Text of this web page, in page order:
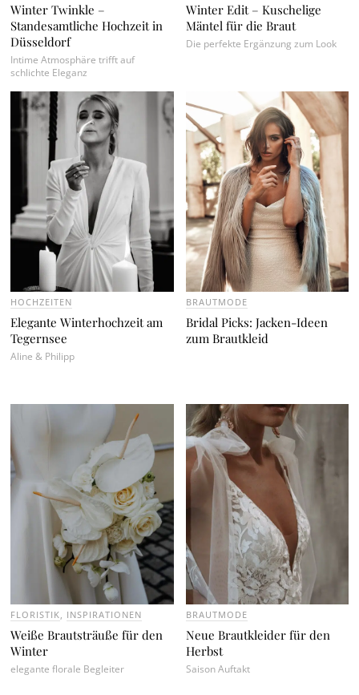
Winter Twinkle –
Standesamtliche Hochzeit in
Düsseldorf
Intime Atmosphäre trifft auf
schlichte Eleganz
Winter Edit – Kuschelige
Mäntel für die Braut
Die perfekte Ergänzung zum Look
HOCHZEITEN
Elegante Winterhochzeit am
Tegernsee
Aline & Philipp
BRAUTMODE
Bridal Picks: Jacken-Ideen
zum Brautkleid
FLORISTIK INSPIRATIONEN
Weiße Brautsträuße für den
Winter
elegante florale Begleiter
BRAUTMODE
Neue Brautkleider für den
Herbst
Saison Auftakt